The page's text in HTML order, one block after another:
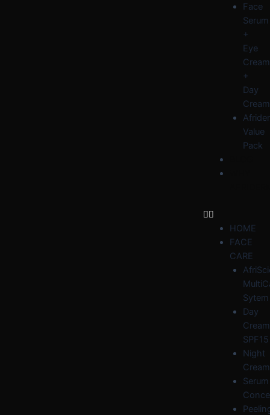
Face
Serum
+
Eye
Cream
+
Day
Cream
Value
Pack
HOME
FACE
CARE
Sytem
Day
Cream
SPF15
Night
Cream
Serum